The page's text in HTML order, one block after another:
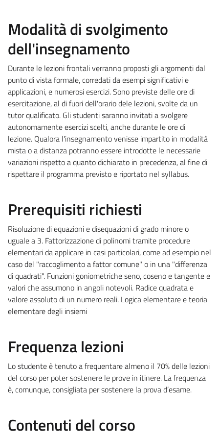
Modalità di svolgimento
dell'insegnamento
Durante le lezioni frontali verranno proposti gli argomenti dal
punto di vista formale, corredati da esempi significativi e
applicazioni, e numerosi esercizi. Sono previste delle ore di
esercitazione, al di fuori dell'orario dele lezioni, svolte da un
tutor qualificato. Gli studenti saranno invitati a svolgere
autonomamente esercizi scelti, anche durante le ore di
lezione. Qualora l'insegnamento venisse impartito in modalità
mista o a distanza potranno essere introdotte le necessarie
variazioni rispetto a quanto dichiarato in precedenza, al fine di
rispettare il programma previsto e riportato nel syllabus.
Prerequisiti richiesti
Risoluzione di equazioni e disequazioni di grado minore o
uguale a 3. Fattorizzazione di polinomi tramite procedure
elementari da applicare in casi particolari, come ad esempio nel
caso del "raccoglimento a fattor comune" o in una "differenza
di quadrati". Funzioni goniometriche seno, coseno e tangente e
valori che assumono in angoli notevoli. Radice quadrata e
valore assoluto di un numero reali. Logica elementare e teoria
elementare degli insiemi
Frequenza lezioni
Lo studente è tenuto a frequentare almeno il 70% delle lezioni
del corso per poter sostenere le prove in itinere. La frequenza
è, comunque, consigliata per sostenere la prova d’esame.
Contenuti del corso